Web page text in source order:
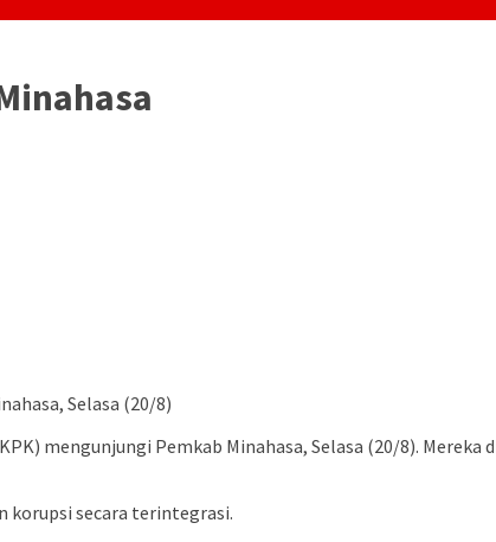
Selasa (20/8)
mengunjungi Pemkab Minahasa, Selasa (20/8).
korupsi secara terintegrasi.